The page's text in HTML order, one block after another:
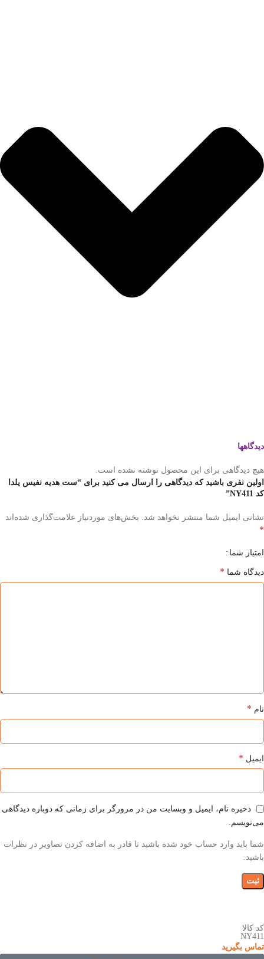
دیدگاهها
هیچ دیدگاهی برای این محصول نوشته نشده است.
اولین نفری باشید که دیدگاهی را ارسال می کنید برای “ست هدیه نفیس یلدا
کد NY411”
نشانی ایمیل شما منتشر نخواهد شد. بخش‌های موردنیاز علامت‌گذاری شده‌اند
*
امتیاز شما
دیدگاه شما *
نام *
ایمیل *
ذخیره نام، ایمیل و وبسایت من در مرورگر برای زمانی که دوباره دیدگاهی
می‌نویسم.
شما باید وارد حساب خود شده باشید تا قادر به اضافه کردن تصاویر در نظرات
باشید.
کد کالا
NY411
تماس بگیرید